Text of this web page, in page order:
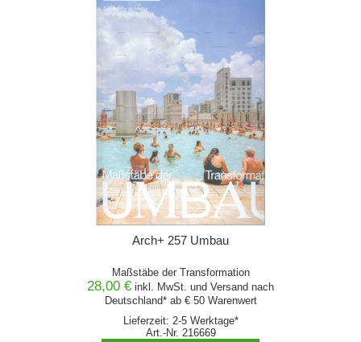
Arch+ 257 Umbau
Maßstäbe der Transformation
28,00 € inkl. MwSt. und Versand nach
Deutschland* ab € 50 Warenwert
Lieferzeit: 2-5 Werktage*
Art.-Nr. 216669